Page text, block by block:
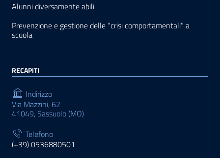
Alunni diversamente abili
Prevenzione e gestione delle “crisi comportamentali” a
scuola
RECAPITI
Indirizzo
Via Mazzini, 62
41049, Sassuolo (MO)
Telefono
(+39) 0536880501